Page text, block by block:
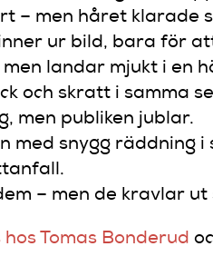
– men håret klarade
ur bild, bara för
landar mjukt i en
och skratt i samma
men publiken jublar.
snygg räddning i
– men de kravlar
Tomas Bonderud